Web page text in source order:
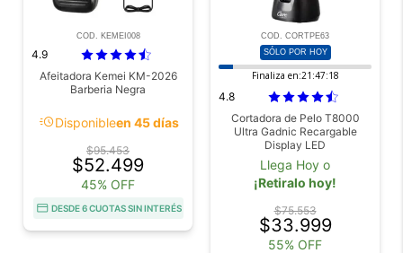
COD. KEMEI008
4.9
Afeitadora Kemei KM-2026
Barberia Negra
acuteDisponibleen 45 días
$95.453
$52.499
45% OFF
DESDE 6 CUOTAS SIN INTERÉS
COD. CORTPE63
SÓLO POR HOY
Finaliza en:21:47:17
4.8
Cortadora de Pelo T8000
Ultra Gadnic Recargable
Display LED
Llega Hoy o
¡Retiralo hoy!
$75.553
$33.999
55% OFF